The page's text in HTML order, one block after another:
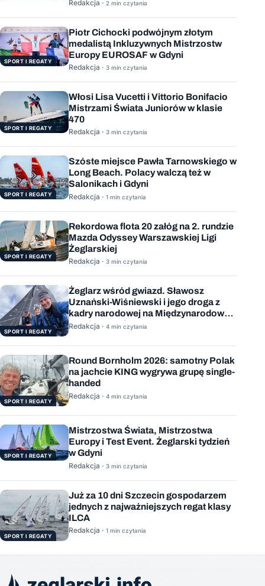
Redakcja · 2 min czytania
SPORT I REGATY
Piotr Cichocki podwójnym złotym
medalistą Inkluzywnych Mistrzostw
Europy EUROSAF w Gdyni
Redakcja · 3 min czytania
SPORT I REGATY
Włosi Lisa Vucetti i Vittorio Bonifacio
Mistrzami Świata Juniorów w klasie
470
Redakcja · 3 min czytania
SPORT I REGATY
Szóste miejsce Pawła Tarnowskiego w
Long Beach. Polacy walczą też w
Salonikach i Gdyni
Redakcja · 1 min czytania
SPORT I REGATY
Rekordowa flota 20 załóg na 2. rundzie
Mazda Odyssey Warszawskiej Ligi
Żeglarskiej
Redakcja · 3 min czytania
SPORT I REGATY
Żeglarz wśród gwiazd. Sławosz
Uznański-Wiśniewski i jego droga z
kadry narodowej na Międzynarodową
Stację Kosmiczną
Redakcja · 4 min czytania
SPORT I REGATY
Round Bornholm 2026: samotny Polak
na jachcie KING wygrywa grupę single-
handed
Redakcja · 4 min czytania
SPORT I REGATY
Mistrzostwa Świata, Mistrzostwa
Europy i Test Event. Żeglarski tydzień
w Gdyni
Redakcja · 3 min czytania
SPORT I REGATY
Już za 10 dni Szczecin gospodarzem
jednych z najważniejszych regat klasy
ILCA
Redakcja · 1 min czytania